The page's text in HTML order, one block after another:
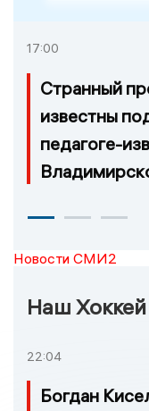
17:00
Странный
известны
педагоге-
Новости СМИ2
Наш Хоккей
22:04
Богдан